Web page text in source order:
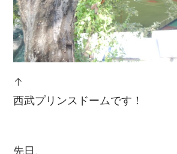
↑
西武プリンスドームです！
先日、